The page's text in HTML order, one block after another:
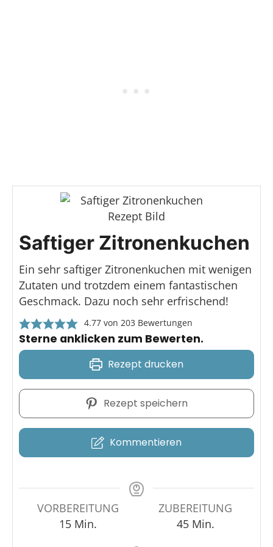
Saftiger Zitronenkuchen
Ein sehr saftiger Zitronenkuchen mit wenigen
Zutaten und trotzdem einem fantastischen
Geschmack. Dazu noch sehr erfrischend!
4.77von 203 Bewertungen
Sterne anklicken zum Bewerten.
Rezept drucken
Rezept speichern
Kommentieren
VORBEREITUNG
15 Min.
ZUBEREITUNG
45 Min.